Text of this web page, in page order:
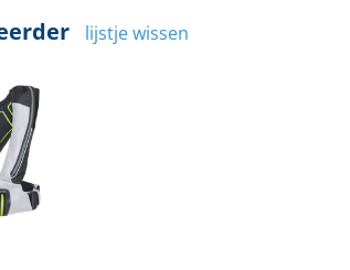
lijstje wissen